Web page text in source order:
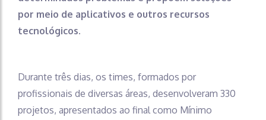
por meio de aplicativos e outros recursos
tecnológicos.
Durante três dias, os times, formados por
profissionais de diversas áreas, desenvolveram 330
projetos, apresentados ao final como Mínimo